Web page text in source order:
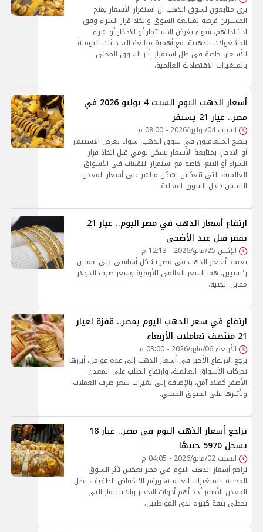
يرى متابعون لسوق الذهب أن استقرار الأسعار يمنح
المشترين فرصة لمتابعة السوق واتخاذ قرار الشراء وفق
احتياجاتهم، سواء بغرض الاستثمار أو الادخار أو شراء
المشغولات الذهبية، مع أهمية متابعة التحديثات اليومية
للأسعار، خاصة في ظل استمرار تأثر السوق المحلي
بالمتغيرات الاقتصادية العالمية.
أسعار الذهب اليوم السبت 4 يوليو 2026 في
مصر.. عيار 21 يستقر
السبت 04/يوليو/2026 - 08:00 م
ينصح المتعاملون في سوق الذهب، سواء بغرض الاستثمار
أو الادخار، بمتابعة الأسعار بشكل يومي قبل اتخاذ قرار
الشراء أو البيع، خاصة مع استمرار التقلبات في الأسواق
العالمية، التي تنعكس بشكل مباشر على أسعار المعدن
النفيس داخل السوق المحلية.
ارتفاع أسعار الذهب في مصر اليوم.. عيار 21
يقفز قبل عيد الأضحى
الإثنين 25/مايو/2026 - 12:13 م
تعتمد أسعار الذهب في مصر بشكل أساسي على عاملين
رئيسيين، هما السعر العالمي للأوقية وسعر صرف الدولار
مقابل الجنيه.
ارتفاع في سعر الذهب اليوم بمصر.. قفزة لعيار
21 منتصف تعاملات الأربعاء
الأربعاء 06/مايو/2026 - 03:00 م
يرجع الارتفاع الأخير في أسعار الذهب إلى عدة عوامل، أبرزها
تحركات الأسواق العالمية، وارتفاع الطلب على المعدن
الأصفر كملاذ آمن، بالإضافة إلى تغيرات سعر صرف العملات
وتأثيرها على السوق المحلي.
تراجع أسعار الذهب اليوم في مصر.. عيار 18
يسجل 5970 جنيهًا
السبت 02/مايو/2026 - 04:05 م
تراجع أسعار الذهب اليوم في مصر يعكس تأثر السوق
المحلية بالمتغيرات العالمية، ورغم الانخفاض الطفيف، يظل
المعدن الأصفر أحد أهم أدوات الادخار والاستثمار التي
تحظى بثقة كبيرة لدى المواطنين.